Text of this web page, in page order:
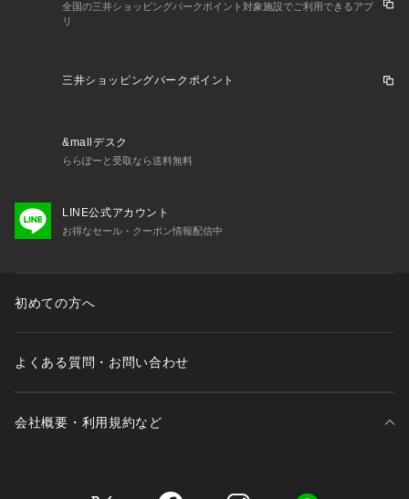
全国の三井ショッピングパークポイント対象施設でご利用できるアプ
リ
三井ショッピングパークポイント
&mallデスク
ららぽーと受取なら送料無料
LINE公式アカウント
お得なセール・クーポン情報配信中
初めての方へ
よくある質問・お問い合わせ
会社概要・利用規約など